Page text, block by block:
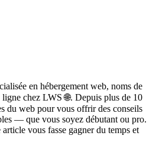
en hébergement web, noms de
chez LWS 🌐. Depuis plus de 10
du web pour vous offrir des conseils
— que vous soyez débutant ou pro.
vous fasse gagner du temps et